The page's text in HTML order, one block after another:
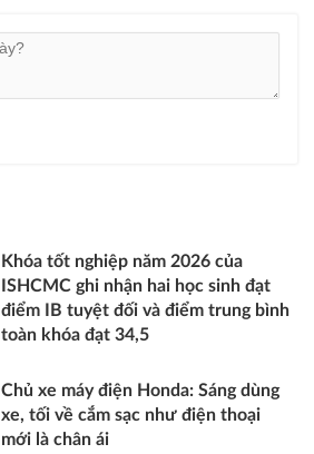
Khóa tốt nghiệp năm 2026 của
ISHCMC ghi nhận hai học sinh đạt
điểm IB tuyệt đối và điểm trung bình
toàn khóa đạt 34,5
Chủ xe máy điện Honda: Sáng dùng
xe, tối về cắm sạc như điện thoại
mới là chân ái